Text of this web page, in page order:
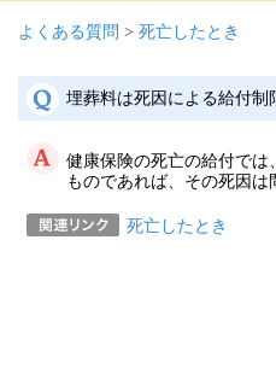
よくある質問 > 死亡したとき
埋葬料は死因による給付制
健康保険の死亡の給付で
ものであれば、その死因は
死亡したとき